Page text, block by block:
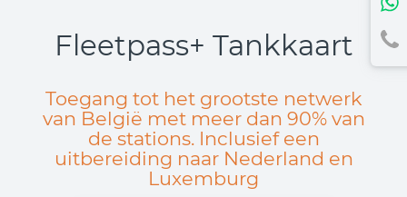
Fleetpass+ Tankkaart
Toegang tot het grootste netwerk
van België met meer dan 90% van
de stations. Inclusief een
uitbereiding naar Nederland en
Luxemburg